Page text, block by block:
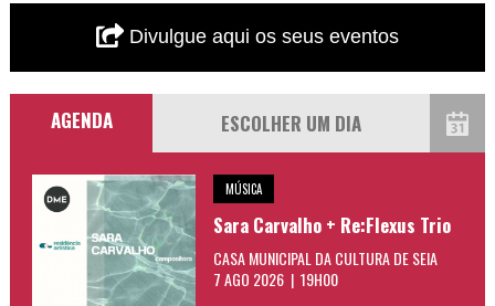
Divulgue aqui os seus eventos
AGENDA
MÚSICA
Sara Carvalho + Re:Flexus Trio
CASA MUNICIPAL DA CULTURA DE SEIA
7 AGO 2026 | 19H00